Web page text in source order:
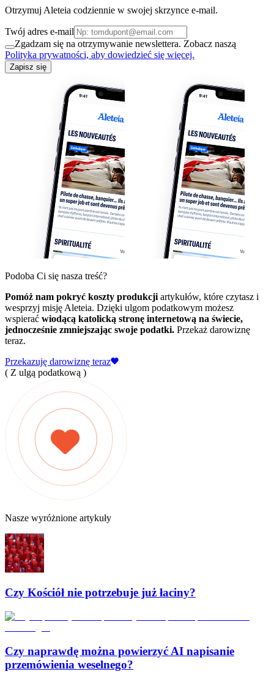
Otrzymuj Aleteia codziennie w swojej skrzynce e-mail.
Twój adres e-mail
Zgadzam się na otrzymywanie newslettera. Zobacz naszą
Polityka prywatności, aby dowiedzieć się więcej.
Zapisz się
Podoba Ci się nasza treść?
Pomóż nam pokryć koszty produkcji artykułów, które czytasz i
wesprzyj misję Aleteia. Dzięki ulgom podatkowym możesz
wspierać wiodącą katolicką stronę internetową na świecie,
jednocześnie zmniejszając swoje podatki. Przekaż darowiznę
teraz.
Przekazuję darowiznę teraz
( Z ulgą podatkową )
Nasze wyróżnione artykuły
Czy Kościół nie potrzebuje już łaciny?
Czy naprawdę można powierzyć AI napisanie
przemówienia weselnego?